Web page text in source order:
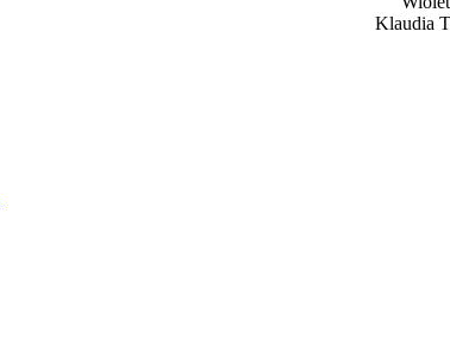
Klaudia